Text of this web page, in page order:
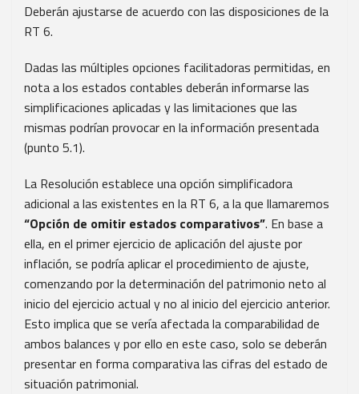
Deberán ajustarse de acuerdo con las disposiciones de la
RT 6.
Dadas las múltiples opciones facilitadoras permitidas, en
nota a los estados contables deberán informarse las
simplificaciones aplicadas y las limitaciones que las
mismas podrían provocar en la información presentada
(punto 5.1).
La Resolución establece una opción simplificadora
adicional a las existentes en la RT 6, a la que llamaremos
“Opción de omitir estados comparativos”. En base a
ella, en el primer ejercicio de aplicación del ajuste por
inflación, se podría aplicar el procedimiento de ajuste,
comenzando por la determinación del patrimonio neto al
inicio del ejercicio actual y no al inicio del ejercicio anterior.
Esto implica que se vería afectada la comparabilidad de
ambos balances y por ello en este caso, solo se deberán
presentar en forma comparativa las cifras del estado de
situación patrimonial.